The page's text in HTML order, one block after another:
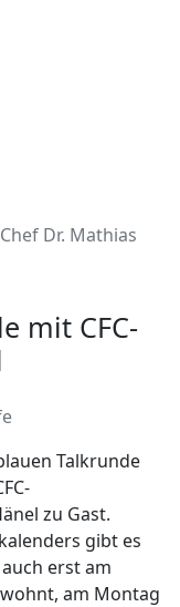
Dr. Mathias
mit CFC-
Talkrunde
zu Gast.
gibt es
erst am
am Montag